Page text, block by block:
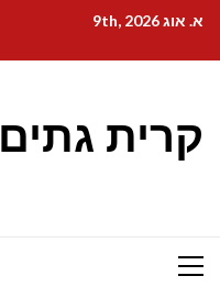
content
א. אוג 9th, 2026
קרית גתים
Primary